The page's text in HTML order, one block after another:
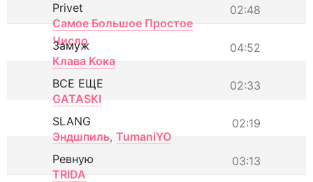
02:48
Privet
Самое Большое Простое
Число
04:52
Замуж
Клава Кока
02:33
ВСЕ ЕЩЕ
GATASKI
02:19
SLANG
Эндшпиль, TumaniYO
03:13
Ревную
TRIDA